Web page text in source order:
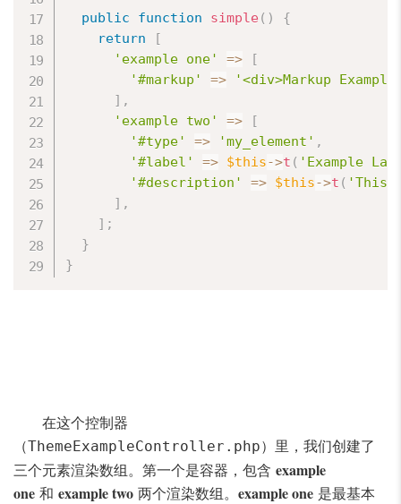
public function simple ( )
{
return
[
'example one'
=>
[
'#markup'
=>
'<div>Markup
] ,
'example two'
=>
[
'#type'
=> 'my_element' ,
'#label'
=> $this->t ( 'Example
'#description'
=> $this->t ( 'This
] ,
] ;
}
}
在这个控制器
（ThemeExampleController.php）里，我们创建了
三个元素渲染数组。第一个是容器，包含 example
one 和 example two 两个渲染数组。 example one 是最基本